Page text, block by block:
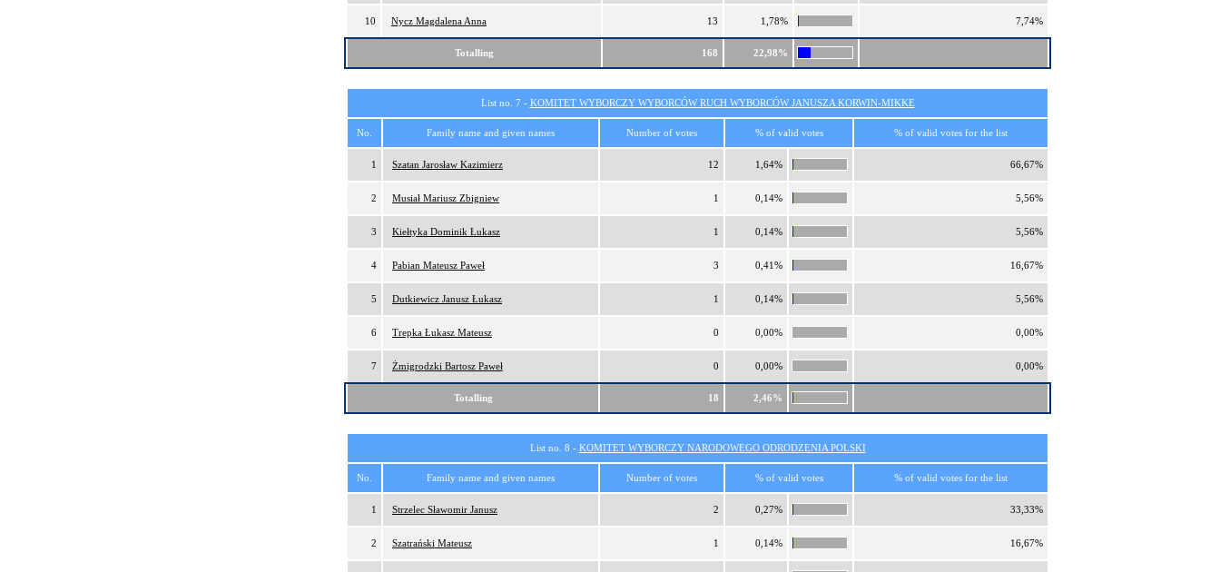
10 Nycz Magdalena Anna 13 1,78% 7,74%
Totalling 168 22,98%
List no. 7 - KOMITET WYBORCZY WYBORCÓW RUCH WYBORCÓW JANUSZA KORWIN-MIKKE
No. Family name and given names Number of votes % of valid votes % of valid votes for the list
1 Szatan Jarosław Kazimierz 12 1,64% 66,67%
2 Musiał Mariusz Zbigniew 1 0,14% 5,56%
3 Kiełtyka Dominik Łukasz 1 0,14% 5,56%
4 Pabian Mateusz Paweł 3 0,41% 16,67%
5 Dutkiewicz Janusz Łukasz 1 0,14% 5,56%
6 Trepka Łukasz Mateusz 0 0,00% 0,00%
7 Żmigrodzki Bartosz Paweł 0 0,00% 0,00%
Totalling 18 2,46%
List no. 8 - KOMITET WYBORCZY NARODOWEGO ODRODZENIA POLSKI
No. Family name and given names Number of votes % of valid votes % of valid votes for the list
1 Strzelec Sławomir Janusz 2 0,27% 33,33%
2 Szatrański Mateusz 1 0,14% 16,67%